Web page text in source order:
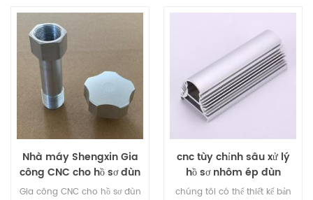
Nhà máy Shengxin Gia
công CNC cho hồ sơ đùn
nhôm công nghiệp
Gia công CNC cho hồ sơ đùn
cnc tùy chỉnh sâu xử lý
hồ sơ nhôm ép đùn
chúng tôi có thể thiết kế bản